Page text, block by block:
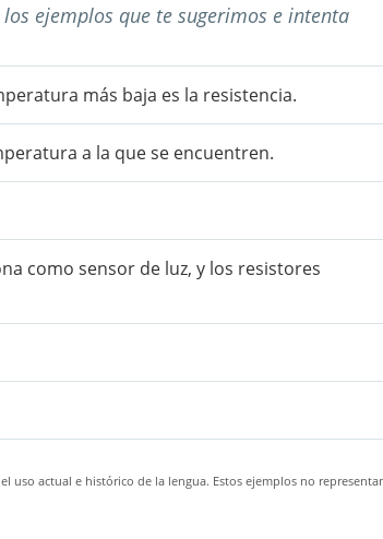
ejemplos que te sugerimos e intenta
más baja es la resistencia.
a la que se encuentren.
como sensor de luz, y los resistores
uso actual e histórico de la lengua. Estos ejemplos no